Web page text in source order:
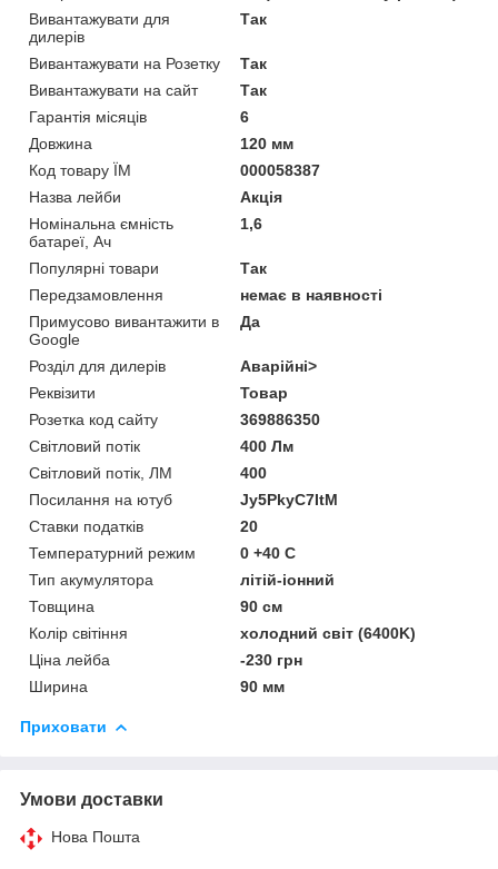
Вивантажувати для
дилерів
Так
Вивантажувати на Розетку
Так
Вивантажувати на сайт
Так
Гарантія місяців
6
Довжина
120 мм
Код товару ЇМ
000058387
Назва лейби
Акція
Номінальна ємність
батареї, Ач
1,6
Популярні товари
Так
Передзамовлення
немає в наявності
Примусово вивантажити в
Google
Да
Розділ для дилерів
Аварійні>
Реквізити
Товар
Розетка код сайту
369886350
Світловий потік
400 Лм
Світловий потік, ЛМ
400
Посилання на ютуб
Jy5PkyC7ItM
Ставки податків
20
Температурний режим
0 +40 С
Тип акумулятора
літій-іонний
Товщина
90 см
Колір світіння
холодний світ (6400K)
Ціна лейба
-230 грн
Ширина
90 мм
Приховати
Умови доставки
Нова Пошта